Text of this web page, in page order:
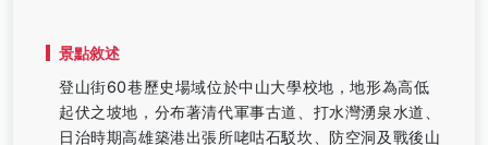
景點敘述
登山街60巷歷史場域位於中山大學校地，地形為高低
起伏之坡地，分布著清代軍事古道、打水灣湧泉水道、
日治時期高雄築港出張所咾咕石駁坎、防空洞及戰後山